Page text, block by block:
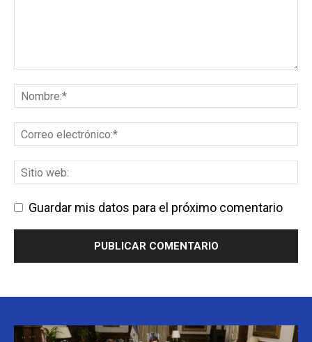
Guardar mis datos para el próximo comentario